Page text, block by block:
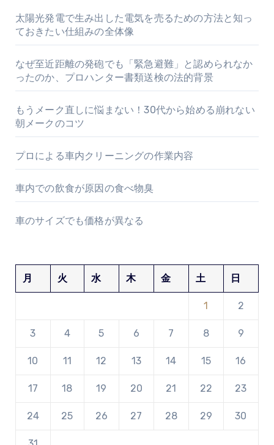
太陽光発電で生み出した電気を売るための方法と知っ
ておきたい仕組みの全体像
なぜ至近距離の発砲でも「緊急避難」と認められなか
ったのか、プロハンター書類送検の法的背景
もうメーク直しに悩まない！30代から始める崩れない
朝メークのコツ
プロによる車内クリーニングの作業内容
車内での飲食が原因の食べ物臭
車のサイズでも価格が異なる
月 火 水 木 金 土 日
1 2
3 4 5 6 7 8 9
10 11 12 13 14 15 16
17 18 19 20 21 22 23
24 25 26 27 28 29 30